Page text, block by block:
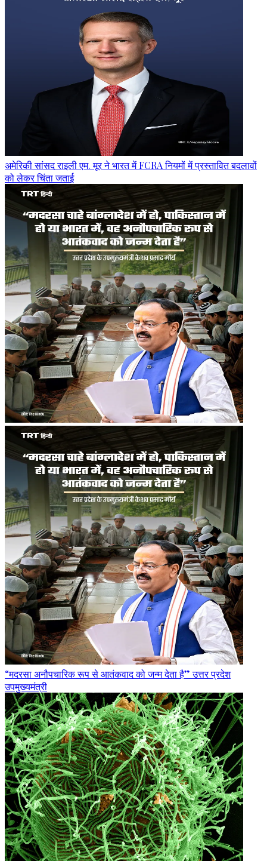
अमेरिकी सांसद राइली एम. मूर ने भारत में FCRA नियमों में प्रस्तावित बदलावों
को लेकर चिंता जताई
“मदरसा अनौपचारिक रूप से आतंकवाद को जन्म देता है” उत्तर प्रदेश
उपमुख्यमंत्री